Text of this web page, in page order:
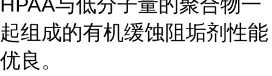
起组成的有机缓蚀阻垢剂性能
优良。